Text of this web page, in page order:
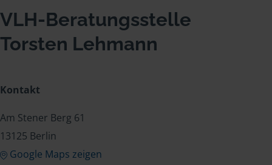
VLH-Beratungsstelle
Torsten Lehmann
Kontakt
Am Stener Berg 61
13125 Berlin
Google Maps zeigen